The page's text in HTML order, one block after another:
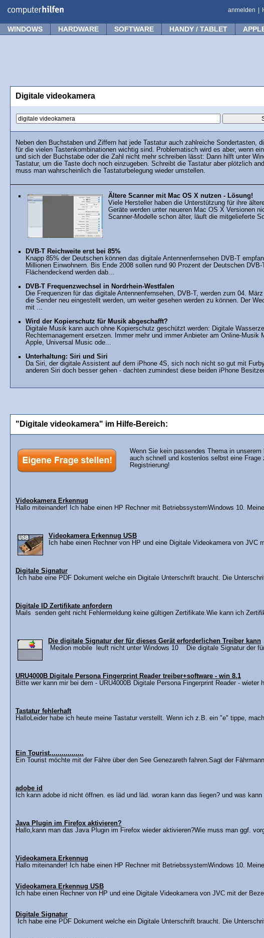
anmelden
WINDOWS HARDWARE SOFTWARE HANDY / TABLET
Digitale videokamera
Neben den Buchstaben und Ziffern hat jede Tastatur auch zahlreiche Sondertasten,
für die vielen Tastenkombinationen wichtig sind. Problematisch wird es aber, wenn
und sich der Buchstabe oder die Zahl nicht mehr schreiben lässt: Dann hilft unter
Tastatur, um die Taste doch noch einzugeben. Schreibt die Tastatur aber plötzlich
muss man wahrscheinlich die Tastaturbelegung wieder umstellen.
Ältere Scanner mit Mac OS X nutzen - Lösung!
Viele Hersteller haben die Unterstützung für ihre
Geräte werden unter neueren Mac OS X Versionen
Scanner-Modelle schon älter, läuft die mitgelieferte
DVB-T Reichweite erst bei 85%
Knapp 85% der Deutschen können das digitale Antennenfernsehen DVB-T
Millionen Einwohnern. Bis Ende 2008 sollen rund 90 Prozent der Deutschen
Flächendeckend werden dab...
DVB-T Frequenzwechsel in Nordrhein-Westfalen
Die Frequenzen für das digitale Antennenfernsehen, DVB-T, werden zum 04.
die Sender neu eingestellt werden, um weiter gesehen werden zu können. Der
mit ...
Wird der Kopierschutz für Musik abgeschafft?
Digitale Musik kann auch ohne Kopierschutz geschützt werden: Digitale
Rechtemanagement ersetzen. Immer mehr und immer Anbieter am Online-Musik
Apple, Universal Music ode...
Unterhaltung: Siri und Siri
Da Siri, der digitale Assistent auf dem iPhone 4S, sich noch nicht so gut mit
anderen Siri doch besser gehen - dachten zumindest diese beiden iPhone
"Digitale videokamera" im Hilfe-Bereich:
Wenn Sie kein passendes Thema in
auch schnell und kostenlos selbst eine Frage
Registrierung!
Videokamera Erkennug
Hallo miteinander! Ich habe einen HP Rechner mit BetriebssystemWindows 10.
Videokamera Erkennug USB
Ich habe einen Rechner von HP und eine Digitale Videokamera von JVC
Digitale Signatur
Ich habe eine PDF Dokument welche ein Digitale Unterschrift braucht. Die
Digitale ID Zertifikate anfordern
Mails senden geht nicht Fehlermeldung keine gültigen Zertifikate.Wie kann ich
Die digitale Signatur der für dieses Gerät erforderlichen Treiber kann
Medion mobile leuft nicht unter Windows 10 Die digitale Signatur der für
URU4000B Digitale Persona Fingerprint Reader treiber+software - win 8.1
Bitte wer kann mir bei dem - URU4000B Digitale Persona Fingerprint Reader - wieter
Tastatur fehlerhaft
HalloLeider habe ich heute meine Tastatur verstellt. Wenn ich z.B. ein "e" tippe,
Ein Tourist.................
Ein Tourist möchte mit der Fähre über den See Genezareth fahren.Sagt der
adobe id
Ich kann adobe id nicht öffnen. es läd und läd. woran kann das liegen? und was kann
Java Plugin im Firefox aktivieren?
Hallo,kann man das Java Plugin im Firefox wieder aktivieren?Wie muss man ggf.
Videokamera Erkennug
Hallo miteinander! Ich habe einen HP Rechner mit BetriebssystemWindows 10.
Videokamera Erkennug USB
Ich habe einen Rechner von HP und eine Digitale Videokamera von JVC mit der
Digitale Signatur
Ich habe eine PDF Dokument welche ein Digitale Unterschrift braucht. Die